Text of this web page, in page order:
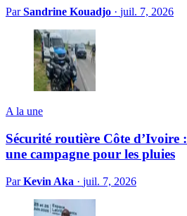
ParSandrine Kouadjo · juil. 7, 2026
A la une
Sécurité routière Côte d’Ivoire
une campagne pour les pluies
ParKevin Aka · juil. 7, 2026